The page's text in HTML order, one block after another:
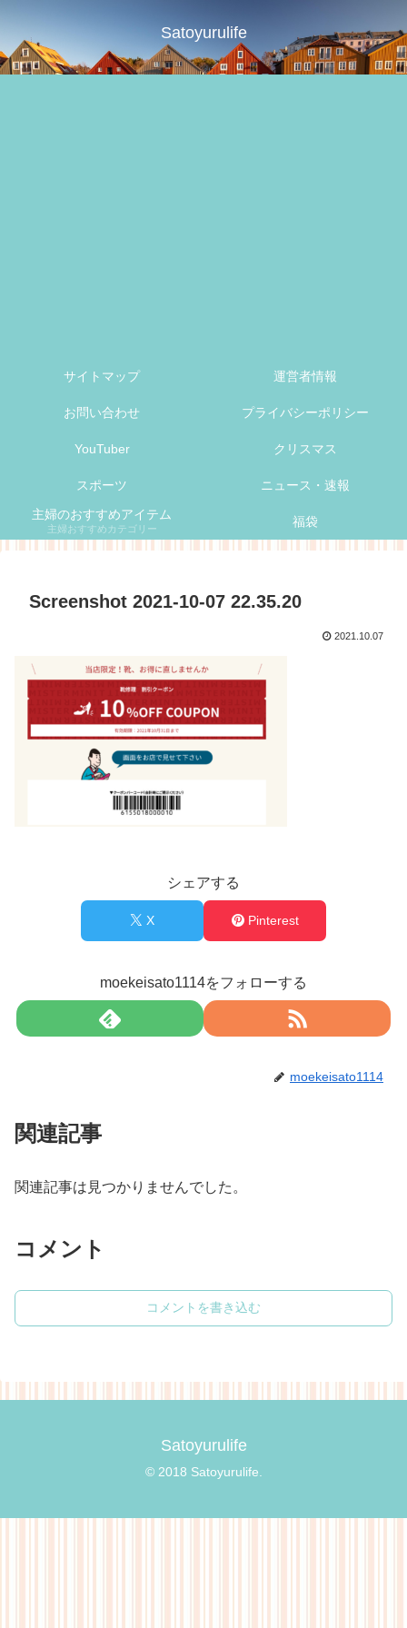
Satoyurulife
サイトマップ 運営者情報
お問い合わせ プライバシーポリシー
YouTuber クリスマス
スポーツ
ニュース・速報
主婦のおすすめアイテム
主婦おすすめカテゴリー 福袋
Screenshot 2021-10-07 22.35.20
2021.10.07
シェアする
X Pinterest
moekeisato1114をフォローする
moekeisato1114
関連記事
関連記事は見つかりませんでした。
コメント
コメントを書き込む
Satoyurulife
© 2018 Satoyurulife.